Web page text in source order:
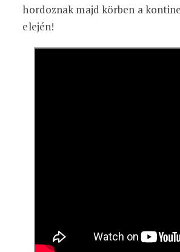
hordoznak majd körben a
elején!